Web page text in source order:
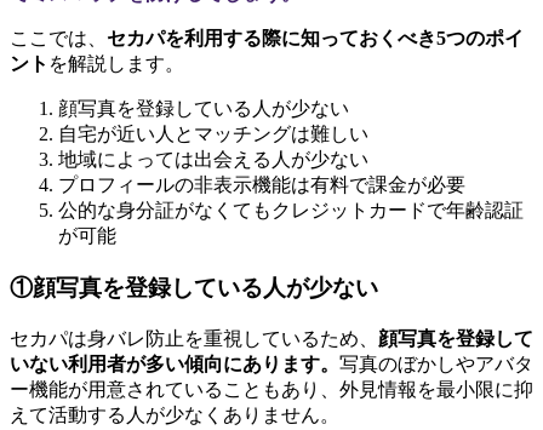
ここでは、 セカパを利用する際に知っておくべき5つのポイ
ント を解説します。
顔写真を登録している人が少ない
自宅が近い人とマッチングは難しい
地域によっては出会える人が少ない
プロフィールの非表示機能は有料で課金が必要
公的な身分証がなくてもクレジットカードで年齢認証
が可能
①顔写真を登録している人が少ない
セカパは身バレ防止を重視しているため、 顔写真を登録して
いない利用者が多い傾向にあります。 写真のぼかしやアバタ
ー機能が用意されていることもあり、外見情報を最小限に抑
えて活動する人が少なくありません。